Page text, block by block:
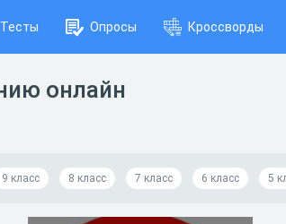
Тесты Опросы Кроссворды
онлайн
9 класс 8 класс 7 класс 6 класс 5